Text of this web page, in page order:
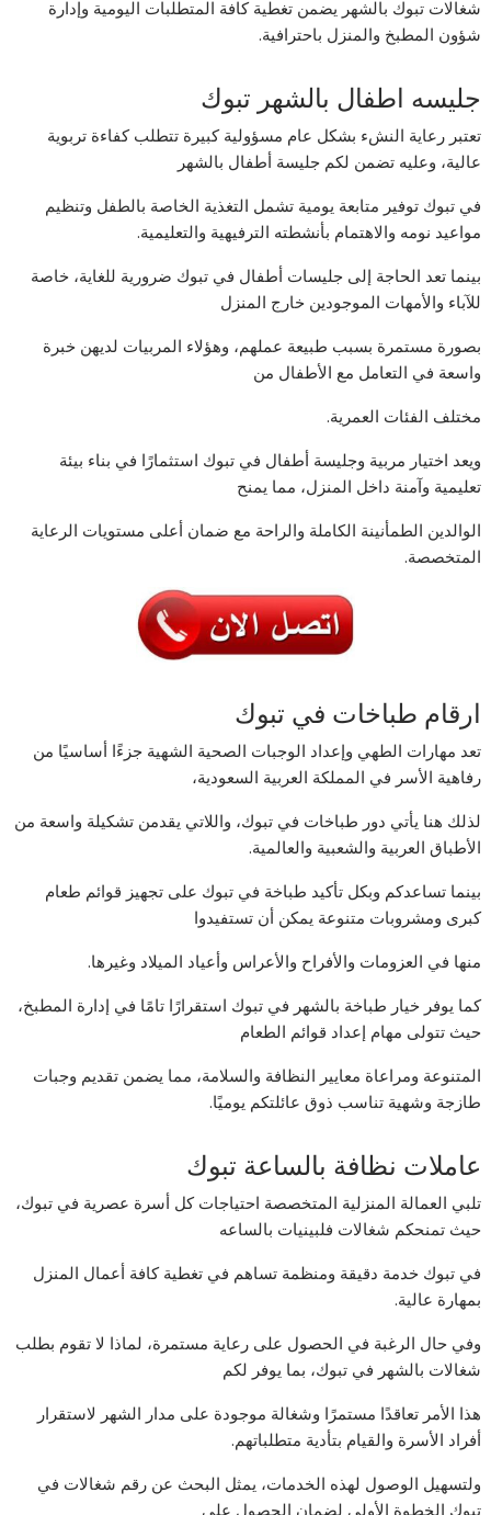
شغالات تبوك بالشهر يضمن تغطية كافة المتطلبات اليومية وإدارة
شؤون المطبخ والمنزل باحترافية.
جليسه اطفال بالشهر تبوك
تعتبر رعاية النشء بشكل عام مسؤولية كبيرة تتطلب كفاءة تربوية
عالية، وعليه تضمن لكم جليسة أطفال بالشهر
في تبوك توفير متابعة يومية تشمل التغذية الخاصة بالطفل وتنظيم
مواعيد نومه والاهتمام بأنشطته الترفيهية والتعليمية.
بينما تعد الحاجة إلى جليسات أطفال في تبوك ضرورية للغاية، خاصة
للآباء والأمهات الموجودين خارج المنزل
بصورة مستمرة بسبب طبيعة عملهم، وهؤلاء المربيات لديهن خبرة
واسعة في التعامل مع الأطفال من
مختلف الفئات العمرية.
ويعد اختيار مربية وجليسة أطفال في تبوك استثمارًا في بناء بيئة
تعليمية وآمنة داخل المنزل، مما يمنح
الوالدين الطمأنينة الكاملة والراحة مع ضمان أعلى مستويات الرعاية
المتخصصة.
ارقام طباخات في تبوك
تعد مهارات الطهي وإعداد الوجبات الصحية الشهية جزءًا أساسيًا من
رفاهية الأسر في المملكة العربية السعودية،
لذلك هنا يأتي دور طباخات في تبوك، واللاتي يقدمن تشكيلة واسعة من
الأطباق العربية والشعبية والعالمية.
بينما تساعدكم وبكل تأكيد طباخة في تبوك على تجهيز قوائم طعام
كبرى ومشروبات متنوعة يمكن أن تستفيدوا
منها في العزومات والأفراح والأعراس وأعياد الميلاد وغيرها.
كما يوفر خيار طباخة بالشهر في تبوك استقرارًا تامًا في إدارة المطبخ،
حيث تتولى مهام إعداد قوائم الطعام
المتنوعة ومراعاة معايير النظافة والسلامة، مما يضمن تقديم وجبات
طازجة وشهية تناسب ذوق عائلتكم يوميًا.
عاملات نظافة بالساعة تبوك
تلبي العمالة المنزلية المتخصصة احتياجات كل أسرة عصرية في تبوك،
حيث تمنحكم شغالات فلبينيات بالساعه
في تبوك خدمة دقيقة ومنظمة تساهم في تغطية كافة أعمال المنزل
بمهارة عالية.
وفي حال الرغبة في الحصول على رعاية مستمرة، لماذا لا تقوم بطلب
شغالات بالشهر في تبوك، بما يوفر لكم
هذا الأمر تعاقدًا مستمرًا وشغالة موجودة على مدار الشهر لاستقرار
أفراد الأسرة والقيام بتأدية متطلباتهم.
ولتسهيل الوصول لهذه الخدمات، يمثل البحث عن رقم شغالات في
تبوك الخطوة الأولى لضمان الحصول على